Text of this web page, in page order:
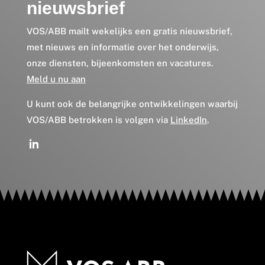
nieuwsbrief
VOS/ABB mailt wekelijks een gratis nieuwsbrief,
met nieuws en informatie over het onderwijs,
onze diensten, bijeenkomsten en vacatures.
Meld u nu aan
U kunt ook de belangrijke ontwikkelingen waarbij
VOS/ABB betrokken is volgen via LinkedIn.